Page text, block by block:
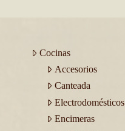
Cocinas
Accesorios
Canteada
Electrodomésticos
Encimeras